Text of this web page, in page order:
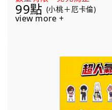
99點 (小桃＋厄卡倫)
view more +